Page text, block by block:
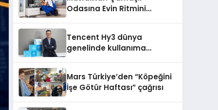
Odasına Evin Ritmini
Destek Deneyimi
Tencent Hy3 dünya
genelinde kullanıma
Mars Türkiye’den “Köpeğini
İşe Götür Haftası” çağrısı